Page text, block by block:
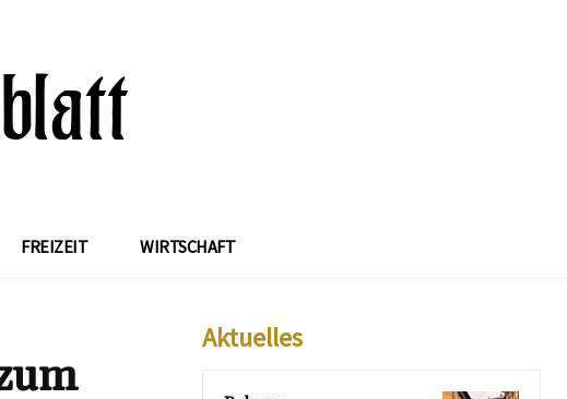
FREIZEIT WIRTSCHAFT
Aktuelles